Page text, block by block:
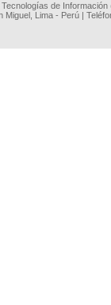
de
Miguel, Lima - Perú |